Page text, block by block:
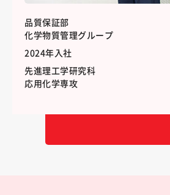
品質保証部
化学物質管理グループ
2024年入社
先進理工学研究科
応用化学専攻